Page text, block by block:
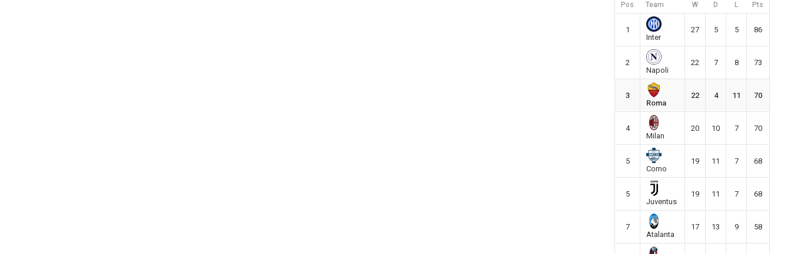
Pos Team W D L Pts
1
Inter
27 5 5 86
2
Napoli
22 7 8 73
3
Roma
22 4 11 70
4
Milan
20 10 7 70
5
Como
19 11 7 68
5
Juventus
19 11 7 68
7
Atalanta
17 13 9 58